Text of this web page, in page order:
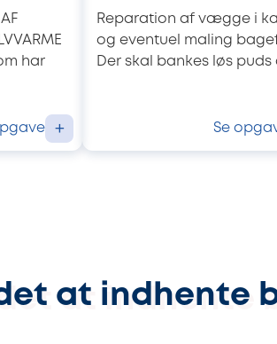
har
+
Reparation af vægge i
og eventuel maling
Der skal bankes løs puds
Se
at indhente